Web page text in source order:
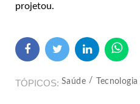
projetou.
TÓPICOS Saúde Tecnologia